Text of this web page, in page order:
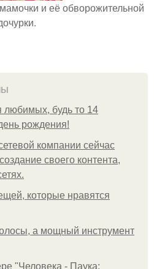
и её обворожительной
любимых, будь то 14
рождения!
компании сейчас
своего контента,
которые нравятся
а мощный инструмент
"Человека - Паука: